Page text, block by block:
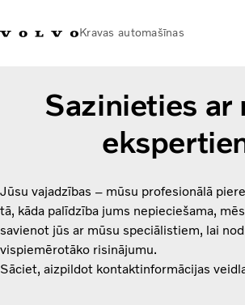
Kravas automašīnas
Transporta risinājumi
Kravas automašīnas
Tuvākās darbnīcas meklēšana
Jaunumi
Par mums
Sazināties ar mums
Akcijas
Sazinieties ar
Jūsu vajadzības – mūsu profesionālā
tā, kāda palīdzība jums nepieciešama,
savienot jūs ar mūsu speciālistiem, lai
vispiemērotāko risinājumu.
Sāciet, aizpildot kontaktinformācijas